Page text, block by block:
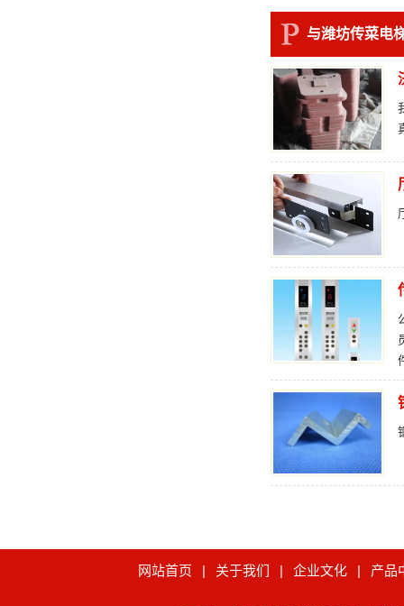
与潍坊传菜电
网站首页 | 关于我们 | 企业文化 | 产品